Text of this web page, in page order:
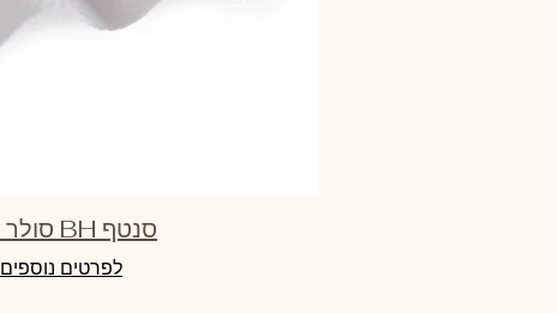
סנטף BH סולר אייס
לפרטים נוספים